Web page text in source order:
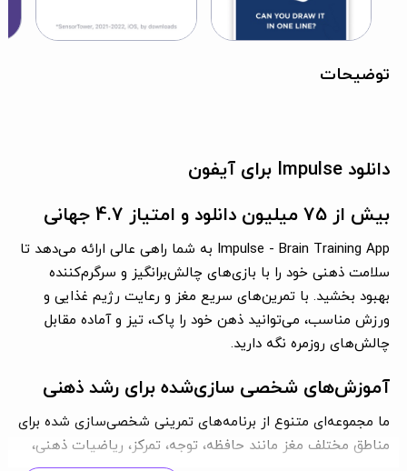
توضیحات
دانلود Impulse برای آیفون
بیش از 75 میلیون دانلود و امتیاز 4.7 جهانی
Impulse - Brain Training App به شما راهی عالی ارائه می‌دهد تا
سلامت ذهنی خود را با بازی‌های چالش‌برانگیز و سرگرم‌کننده
بهبود بخشید. با تمرین‌های سریع مغز و رعایت رژیم غذایی و
ورزش مناسب، می‌توانید ذهن خود را پاک، تیز و آماده مقابل
چالش‌های روزمره نگه دارید.
آموزش‌های شخصی سازی‌شده برای رشد ذهنی
ما مجموعه‌ای متنوع از برنامه‌های تمرینی شخصی‌سازی شده برای
مناطق مختلف مغز مانند حافظه، توجه، تمرکز، ریاضیات ذهنی،